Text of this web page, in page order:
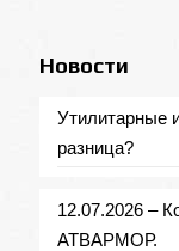
Новости
Утилитарные
разница?
12.07.2026 –
АТВАРМОР.